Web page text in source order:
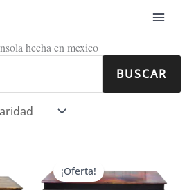
BUSCAR
hecha en mexico
por
¡Oferta!